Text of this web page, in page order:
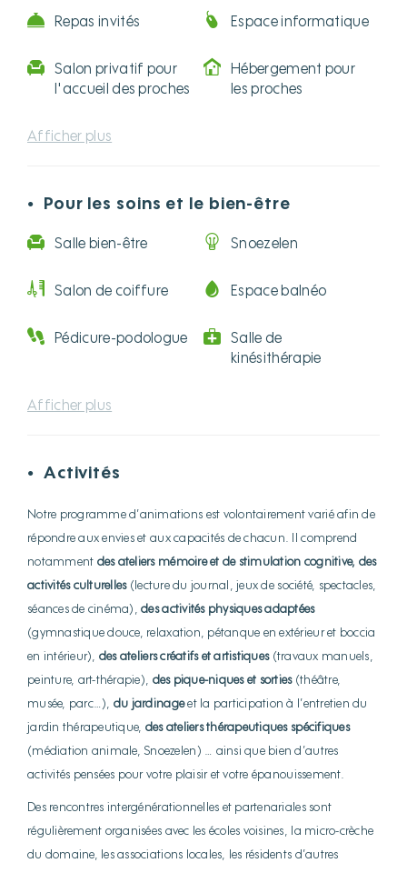
Repas invités Espace informatique
Salon privatif pour
l'accueil des proches
Hébergement pour
les proches
Afficher plus
● Pour les soins et le bien-être
Salle bien-être Snoezelen
Salon de coiffure Espace balnéo
Pédicure-podologue
Salle de
kinésithérapie
Afficher plus
● Activités
Notre programme d’animations est volontairement varié afin de
répondre aux envies et aux capacités de chacun. Il comprend
notamment des ateliers mémoire et de stimulation cognitive, des
activités culturelles(lecture du journal, jeux de société, spectacles,
séances de cinéma),des activités physiques adaptées
(gymnastique douce, relaxation, pétanque en extérieur et boccia
en intérieur), des ateliers créatifs et artistiques(travaux manuels,
peinture, art-thérapie), des pique-niques et sorties(théâtre,
musée, parc…), du jardinageet la participation à l’entretien du
jardin thérapeutique, des ateliers thérapeutiques spécifiques
(médiation animale, Snoezelen) … ainsi que bien d’autres
activités pensées pour votre plaisir et votre épanouissement.
Des rencontres intergénérationnelles et partenariales sont
régulièrement organisées avec les écoles voisines, la micro-crèche
du domaine, les associations locales, les résidents d’autres